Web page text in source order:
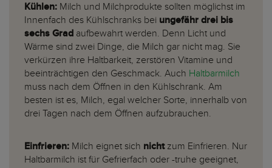
Kühlen: Milch und Milchprodukte sollten möglichst im
Innenfach des Kühlschranks bei ungefähr drei bis
sechs Grad aufbewahrt werden. Denn Licht und
Wärme sind zwei Dinge, die Milch gar nicht mag. Sie
verkürzen ihre Haltbarkeit, zerstören Vitamine und
beeinträchtigen den Geschmack. Auch Haltbarmilch
muss nach dem Öffnen in den Kühlschrank. Am
besten ist es, Milch, egal welcher Sorte, innerhalb von
drei Tagen nach dem Öffnen aufzubrauchen.
Einfrieren: Milch eignet sich nicht zum Einfrieren. Nur
Haltbarmilch ist für Gefrierfach oder -truhe geeignet,